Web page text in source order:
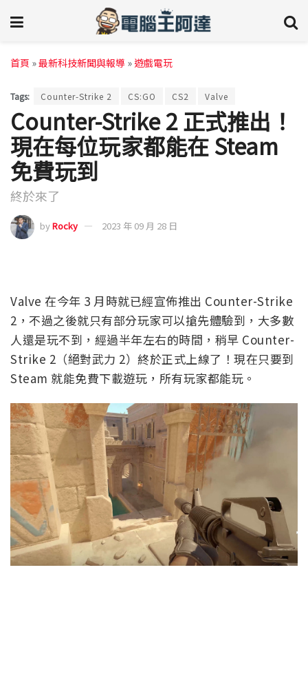
首頁 »最新科技新聞與報導 »遊戲電玩
Tags: Counter-Strike 2 CS:GO CS2 Valve
Counter-Strike 2 正式推出！
現在每位玩家都能在 Steam
免費玩到
終於來了
byRocky 2023 年 09 月 28 日
Valve 在今年 3 月時就已經宣佈推出 Counter-Strike
2，不過之後就只有部分玩家可以搶先體驗到，大多數
人還是玩不到，經過半年左右的時間，稍早 Counter-
Strike 2（絕對武力 2）終於正式上線了！現在只要到
Steam 就能免費下載遊玩，所有玩家都能玩。